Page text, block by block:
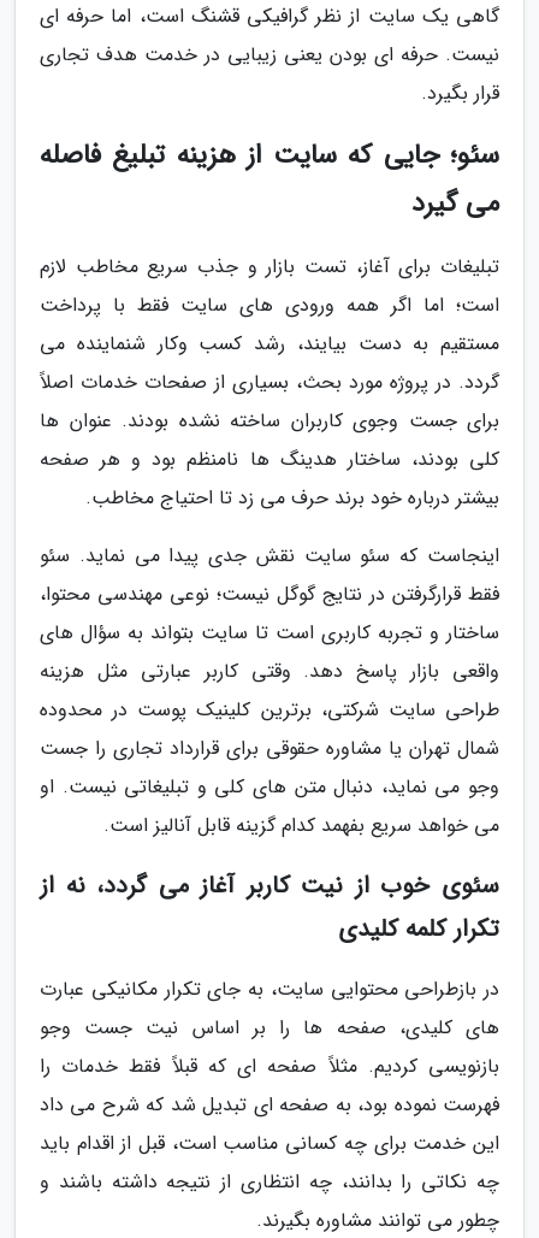
گاهی یک سایت از نظر گرافیکی قشنگ است، اما حرفه ای
نیست. حرفه ای بودن یعنی زیبایی در خدمت هدف تجاری
قرار بگیرد.
سئو؛ جایی که سایت از هزینه تبلیغ فاصله
می گیرد
تبلیغات برای آغاز، تست بازار و جذب سریع مخاطب لازم
است؛ اما اگر همه ورودی های سایت فقط با پرداخت
مستقیم به دست بیایند، رشد کسب وکار شنماینده می
گردد. در پروژه مورد بحث، بسیاری از صفحات خدمات اصلاً
برای جست وجوی کاربران ساخته نشده بودند. عنوان ها
کلی بودند، ساختار هدینگ ها نامنظم بود و هر صفحه
بیشتر درباره خود برند حرف می زد تا احتیاج مخاطب.
اینجاست که سئو سایت نقش جدی پیدا می نماید. سئو
فقط قرارگرفتن در نتایج گوگل نیست؛ نوعی مهندسی محتوا،
ساختار و تجربه کاربری است تا سایت بتواند به سؤال های
واقعی بازار پاسخ دهد. وقتی کاربر عبارتی مثل هزینه
طراحی سایت شرکتی، برترین کلینیک پوست در محدوده
شمال تهران یا مشاوره حقوقی برای قرارداد تجاری را جست
وجو می نماید، دنبال متن های کلی و تبلیغاتی نیست. او
می خواهد سریع بفهمد کدام گزینه قابل آنالیز است.
سئوی خوب از نیت کاربر آغاز می گردد، نه از
تکرار کلمه کلیدی
در بازطراحی محتوایی سایت، به جای تکرار مکانیکی عبارت
های کلیدی، صفحه ها را بر اساس نیت جست وجو
بازنویسی کردیم. مثلاً صفحه ای که قبلاً فقط خدمات را
فهرست نموده بود، به صفحه ای تبدیل شد که شرح می داد
این خدمت برای چه کسانی مناسب است، قبل از اقدام باید
چه نکاتی را بدانند، چه انتظاری از نتیجه داشته باشند و
چطور می توانند مشاوره بگیرند.